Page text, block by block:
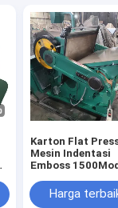
Karton Flat
Mesin Indentasi
Emboss
1500 * 1050
Harga